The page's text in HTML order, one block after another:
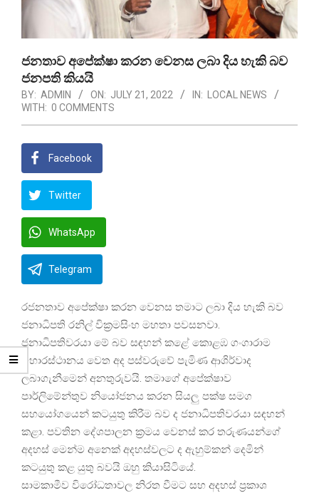
ජනතාව අපේක්ෂා කරන වෙනස ලබා දිය හැකි බව
ජනපති කියයි
BY: ADMIN ON: JULY 21, 2022 IN: LOCAL NEWS
WITH: 0 COMMENTS
Facebook
Twitter
WhatsApp
Telegram
රජනතාව අපේක්ෂා කරන වෙනස තමාට ලබා දිය හැකි බව
ජනාධිපති රනිල් වික්‍රමසිංහ මහතා පවසනවා.
ජනාධිපතිවරයා මේ බව සඳහන් කළේ කොළඹ ගංගාරාම
විහාරස්ථානය වෙත අද පස්වරුවේ පැමිණ ආශිර්වාද
ලබාගැනීමෙන් අනතුරුවයි. තමාගේ අපේක්ෂාව
පාර්ලිමේන්තුව නියෝජනය කරන සියලු පක්ෂ සමග
සහයෝගයෙන් කටයුතු කිරීම බව ද ජනාධිපතිවරයා සඳහන්
කළා. පවතින දේශපාලන ක්‍රමය වෙනස් කර තරුණයන්ගේ
අදහස් මෙන්ම අනෙක් අදහස්වලට ද ඇහුම්කන් දෙමින්
කටයුතු කළ යුතු බවයි ඔහු කියාසිටියේ.
සාමකාමීව විරෝධතාවල නිරත වීමට සහ අදහස් ප්‍රකාශ